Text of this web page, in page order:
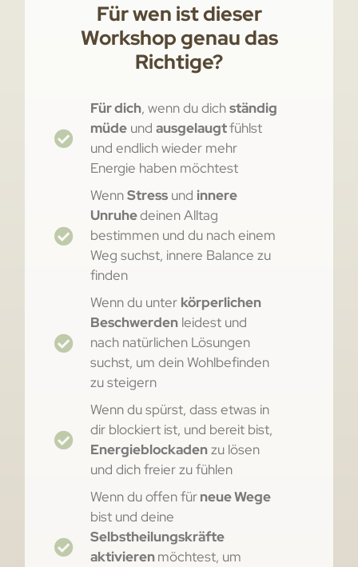
Für wen ist dieser
Workshop genau das
Richtige?
Für dich, wenn du dichständig
müde undausgelaugtfühlst
und endlich wieder mehr
Energie haben möchtest
WennStress und innere
Unruhedeinen Alltag
bestimmen und du nach einem
Weg suchst, innere Balance zu
finden
Wenn du unter körperlichen
Beschwerden leidest und
nach natürlichen Lösungen
suchst, um dein Wohlbefinden
zu steigern
Wenn du spürst, dass etwas in
dir blockiert ist, und bereit bist,
Energieblockadenzu lösen
und dich freier zu fühlen
Wenn du offen fürneue Wege
bist und deine
Selbstheilungskräfte
aktivierenmöchtest, um